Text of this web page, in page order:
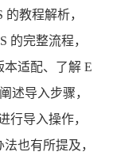
的教程解析，
的完整流程，
适配、了解 E
述导入步骤，
行导入操作，
也有所提及，